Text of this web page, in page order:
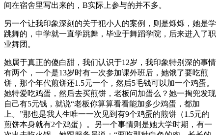
间在宿舍里写出来的，B实际上参与的并不多。
另一个让我印象深刻的关于犯小人的案例，则是烁烁，她是学
跳舞的，中学就一直学跳舞，毕业于舞蹈学院，后来进入了职
业舞团。
她属于真正的傻白甜，我们认识于12岁，我印象特别深的事情
有两个，一个是13岁时有一次参加课外班后，她饿了要吃煎
饼，那个年代煎饼还1.5元一个，然后5毛钱可以加一个鸡蛋。
她特爱吃鸡蛋，然后去买煎饼，老板问加蛋么？她一掏兜发现
自己有5元钱，就说“老板你算算看看能加多少鸡蛋，都加
上。”那也是我人生唯一一次见到有9个鸡蛋的煎饼（1.5元的
煎饼本身就有2个鸡蛋）。另一个事情则是她大学时期，有一